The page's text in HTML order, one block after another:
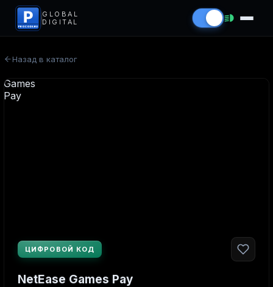
P
PROCODS.RU
GLOBAL
DIGITAL
Назад в каталог
ЦИФРОВОЙ КОД
NetEase Games Pay